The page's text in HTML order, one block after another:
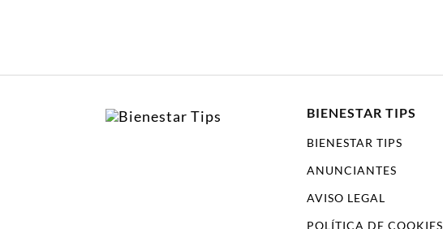
BIENESTAR TIPS
BIENESTAR TIPS
ANUNCIANTES
AVISO LEGAL
POLÍTICA DE COOKIES